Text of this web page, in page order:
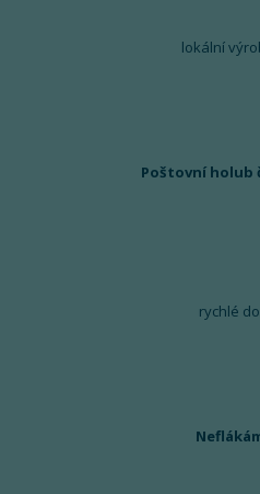
lokální
Poštovní holub
rychlé